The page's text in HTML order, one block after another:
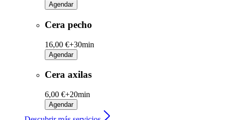
Agendar
Cera pecho
16,00 €+30min
Agendar
Cera axilas
6,00 €+20min
Agendar